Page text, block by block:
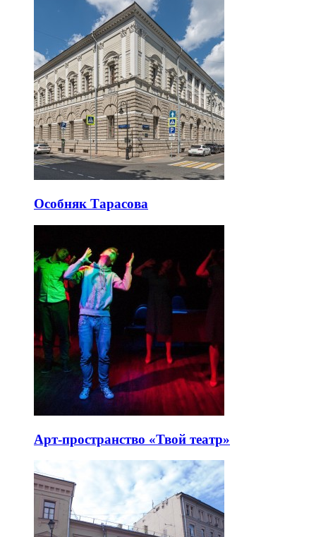
Особняк Тарасова
Арт-пространство «Твой театр»